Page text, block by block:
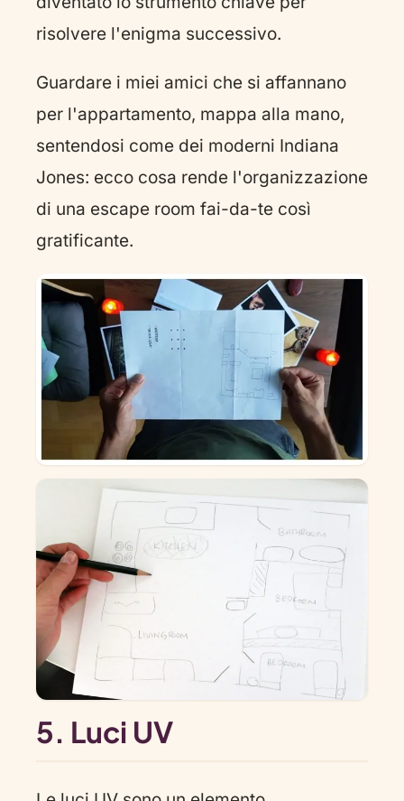
risolvere l'enigma successivo.
Guardare i miei amici che si affannano
per l'appartamento, mappa alla mano,
sentendosi come dei moderni Indiana
Jones: ecco cosa rende l'organizzazione
di una escape room fai-da-te così
gratificante.
5. Luci UV